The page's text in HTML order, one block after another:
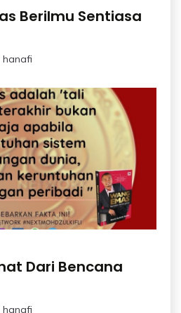
Berilmu Sentiasa
hanafi
Dari Bencana
hanafi